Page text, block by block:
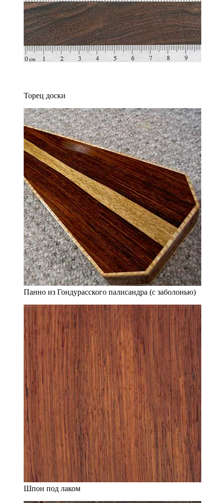
Торец доски
Панно из Гондурасского палисандра (с заболонью)
Шпон под лаком